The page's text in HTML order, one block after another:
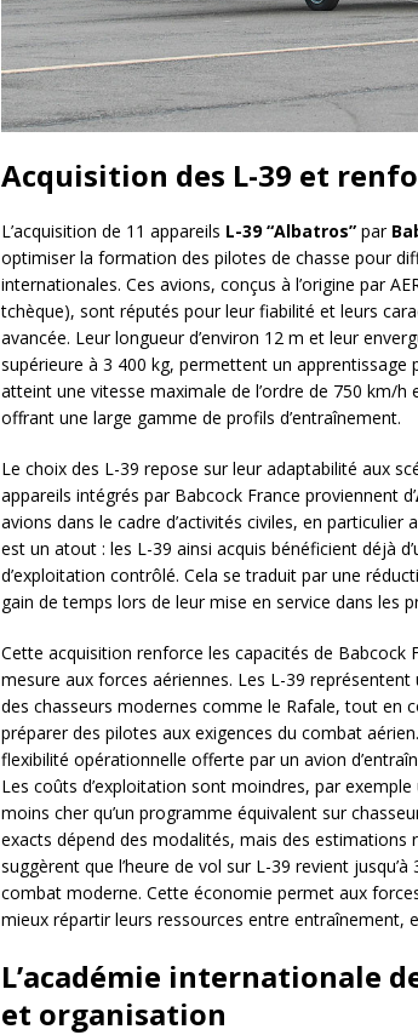
Acquisition des L-39 et
L’acquisition de 11 appareils L-39 “Albatros” par
optimiser la formation des pilotes de chasse pour
internationales. Ces avions, conçus à l’origine par
tchèque), sont réputés pour leur fiabilité et leurs
avancée. Leur longueur d’environ 12 m et leur
supérieure à 3 400 kg, permettent un apprentissage
atteint une vitesse maximale de l’ordre de 750 km/
offrant une large gamme de profils d’entraînement.
Le choix des L-39 repose sur leur adaptabilité aux
appareils intégrés par Babcock France proviennent d’
avions dans le cadre d’activités civiles, en particulier
est un atout : les L-39 ainsi acquis bénéficient déjà
d’exploitation contrôlé. Cela se traduit par une
gain de temps lors de leur mise en service dans les
Cette acquisition renforce les capacités de
mesure aux forces aériennes. Les L-39
des chasseurs modernes comme le Rafale, tout en
préparer des pilotes aux exigences du combat
flexibilité opérationnelle offerte par un avion
Les coûts d’exploitation sont moindres, par
moins cher qu’un programme équivalent sur
exacts dépend des modalités, mais des estimations
suggèrent que l’heure de vol sur L-39 revient
combat moderne. Cette économie permet aux
mieux répartir leurs ressources entre
L’académie internationale
et organisation